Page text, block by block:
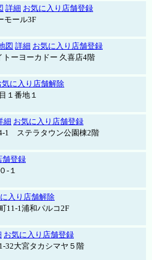
詳細 お気に入り店舗登録
モール3F
図 詳細 お気に入り店舗登録
ーヨーカドー 久喜店4階
気に入り店舗解除
１番地１
細 お気に入り店舗登録
1 ステラタウン公園棟2階
舗登録
-１
入り店舗解除
11-1浦和パルコ2F
お気に入り店舗登録
32大宮タカシマヤ５階